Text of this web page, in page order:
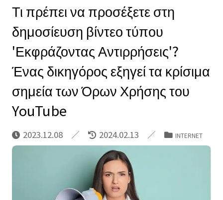
Τι πρέπει να προσέξετε στη
δημοσίευση βίντεο τύπου
'Εκφράζοντας Αντιρρήσεις'?
Ένας δικηγόρος εξηγεί τα κρίσιμα
σημεία των Όρων Χρήσης του
YouTube
2023.12.08 2024.02.13 INTERNET